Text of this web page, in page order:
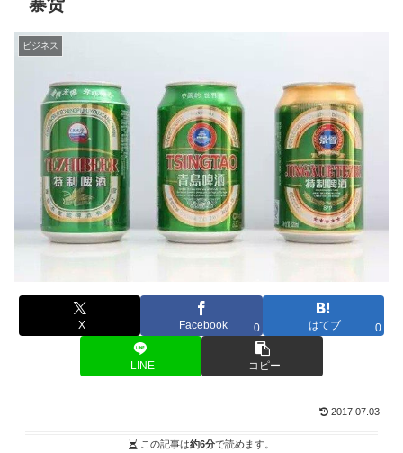
ビジネス
X Facebook 0 はてブ 0
LINE コピー
2017.07.03
この記事は約6分で読めます。